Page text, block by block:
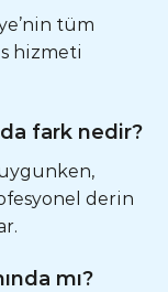
tüm
hizmeti
fark nedir?
derin
mı?